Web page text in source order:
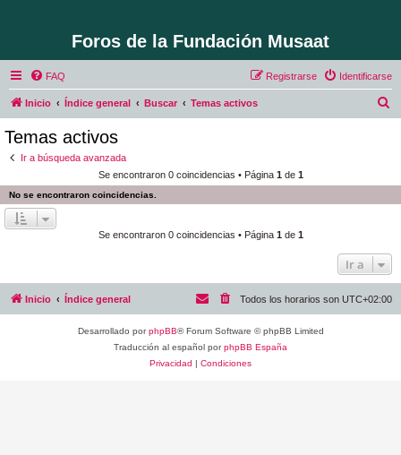
Foros de la Fundación Musaat
FAQ Identificarse
Registrarse
Inicio Índice general Buscar Temas activos
a
Temas activos
Ir a búsqueda avanzada
Se encontraron 0 coincidencias • Página 1 de 1
No se encontraron coincidencias.
Se encontraron 0 coincidencias • Página 1 de 1
Ir a
Inicio Índice general Todos los horarios son UTC+02:00
Desarrollado porphpBB® Forum Software © phpBB Limited
Traducción al español porphpBB España
Privacidad | Condiciones